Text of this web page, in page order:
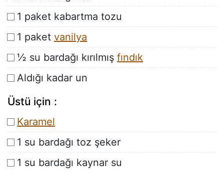
1 paket kabartma tozu
1 paket vanilya
½ su bardağı kırılmış fındık
Aldığı kadar un
Üstü için :
Karamel
1 su bardağı toz şeker
1 su bardağı kaynar su